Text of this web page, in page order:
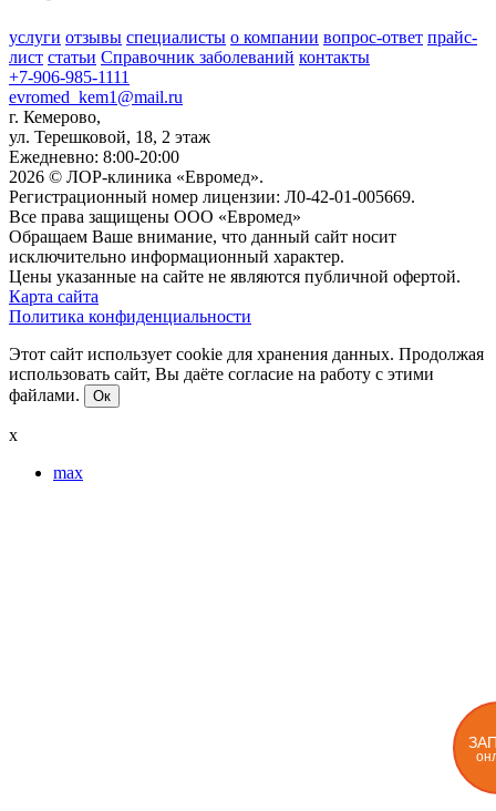
услуги отзывы специалисты о компании вопрос-ответ прайс-
лист статьи Справочник заболеваний контакты
+7-906-985-1111
evromed_kem1@mail.ru
г. Кемерово,
ул. Терешковой, 18, 2 этаж
Ежедневно: 8:00-20:00
2026 © ЛОР-клиника «Евромед».
Регистрационный номер лицензии: Л0-42-01-005669.
Все права защищены ООО «Евромед»
Обращаем Ваше внимание, что данный сайт носит
исключительно информационный характер.
Цены указанные на сайте не являются публичной офертой.
Карта сайта
Политика конфиденциальности
Этот сайт использует cookie для хранения данных. Продолжая
использовать сайт, Вы даёте согласие на работу с этими
файлами.
Ок
x
max